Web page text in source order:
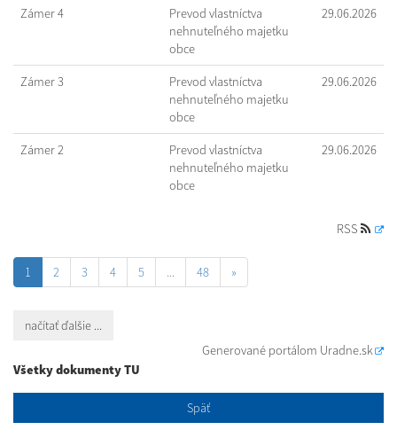
Zámer 4
Prevod vlastníctva
nehnuteľného majetku
obce
29.06.2026
Zámer 3
Prevod vlastníctva
nehnuteľného majetku
obce
29.06.2026
Zámer 2
Prevod vlastníctva
nehnuteľného majetku
obce
29.06.2026
RSS
1 2 3 4 5 ... 48 »
načítať ďalšie ...
Generované portálom Uradne.sk
Všetky dokumenty TU
Späť